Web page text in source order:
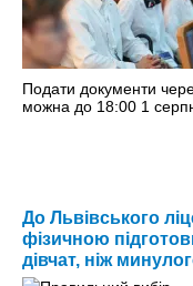
Подати документи
можна до 18:00 1
До Львівського
фізичною
дівчат, ніж